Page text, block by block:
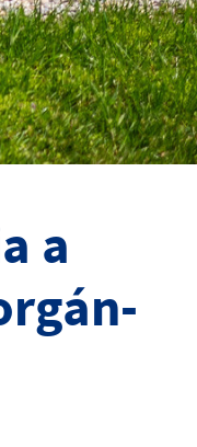
a